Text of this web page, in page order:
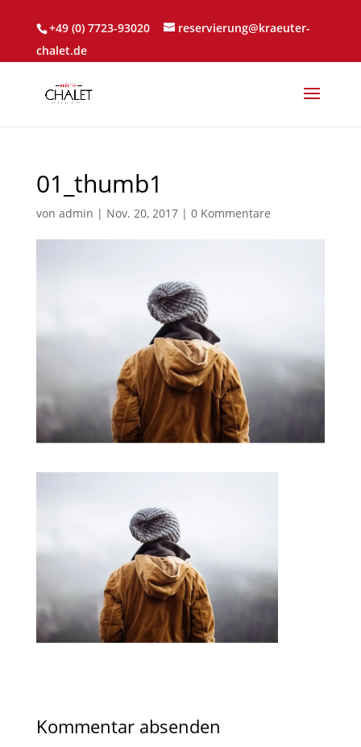
+49 (0) 7723-93020
reservierung@kraeuter-
chalet.de
01_thumb1
von admin | Nov. 20, 2017| 0 Kommentare
Kommentar absenden